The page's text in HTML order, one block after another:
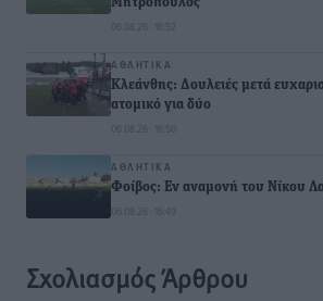
06.08.26 · 16:52
ΑΘΛΗΤΙΚΆ
Κλεάνθης: Δουλειές μετά
ατομικό για δύο
06.08.26 · 16:50
ΑΘΛΗΤΙΚΆ
Φοίβος: Εν αναμονή του Νίκου
06.08.26 · 16:49
Σχολιασμός Άρθρου